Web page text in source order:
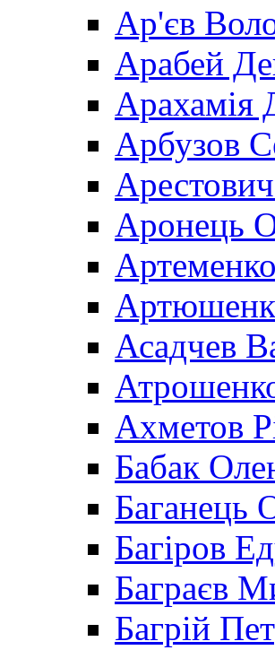
Ар'єв
Арабей
Арахамія
Арбузов
Аронець
Асадчев
Ахметов
Бабак
Баганець
Багіров
Баграєв
Багрій